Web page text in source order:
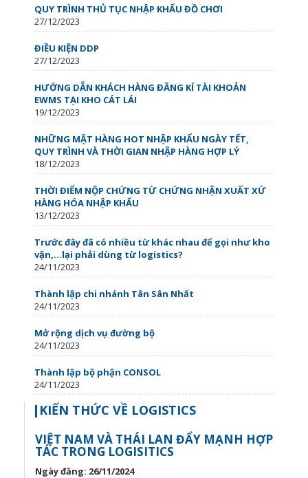
QUY TRÌNH THỦ TỤC NHẬP KHẨU ĐỒ CHƠI
27/12/2023
ĐIỀU KIỆN DDP
27/12/2023
HƯỚNG DẪN KHÁCH HÀNG ĐĂNG KÍ TÀI KHOẢN
EWMS TẠI KHO CÁT LÁI
19/12/2023
NHỮNG MẶT HÀNG HOT NHẬP KHẨU NGÀY TẾT,
QUY TRÌNH VÀ THỜI GIAN NHẬP HÀNG HỢP LÝ
18/12/2023
THỜI ĐIỂM NỘP CHỨNG TỪ CHỨNG NHẬN XUẤT XỨ
HÀNG HÓA NHẬP KHẨU
13/12/2023
Trước đây đã có nhiều từ khác nhau để gọi như kho
vận,…lại phải dùng từ logistics?
24/11/2023
Thành lập chi nhánh Tân Sân Nhất
24/11/2023
Mở rộng dịch vụ đường bộ
24/11/2023
Thành lập bộ phận CONSOL
24/11/2023
KIẾN THỨC VỀ LOGISTICS
VIỆT NAM VÀ THÁI LAN ĐẨY MẠNH HỢP
TÁC TRONG LOGISITICS
Ngày đăng: 26/11/2024